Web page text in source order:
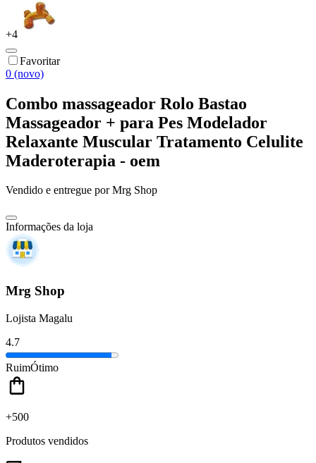
+4
Favoritar
0 (novo)
Combo massageador Rolo Bastao
Massageador + para Pes Modelador
Relaxante Muscular Tratamento Celulite
Maderoterapia - oem
Vendido e entregue por Mrg Shop
Informações da loja
Mrg Shop
Lojista Magalu
4.7
RuimÓtimo
+500
Produtos vendidos